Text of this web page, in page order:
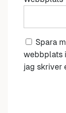
Spara
webbplats
jag skriver